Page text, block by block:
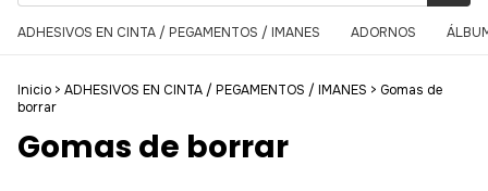
ADHESIVOS EN CINTA / PEGAMENTOS / IMANES ADORNOS
Inicio > ADHESIVOS EN CINTA / PEGAMENTOS / IMANES > Gomas de
borrar
Gomas de borrar